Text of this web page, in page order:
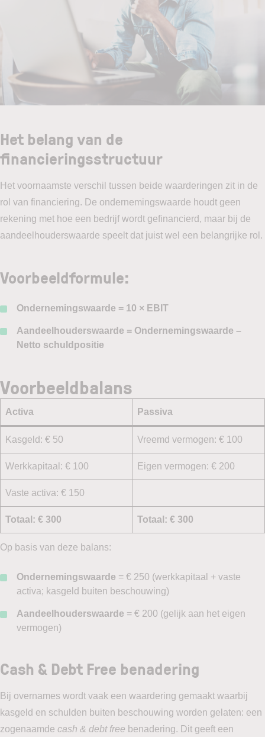
Het belang van de
financieringsstructuur
Het voornaamste verschil tussen beide waarderingen zit in de
rol van financiering. De ondernemingswaarde houdt geen
rekening met hoe een bedrijf wordt gefinancierd, maar bij de
aandeelhouderswaarde speelt dat juist wel een belangrijke rol.
Voorbeeldformule:
Ondernemingswaarde = 10 × EBIT
Aandeelhouderswaarde = Ondernemingswaarde –
Netto schuldpositie
Voorbeeldbalans
Activa Passiva
Kasgeld: € 50 Vreemd vermogen: € 100
Werkkapitaal: € 100 Eigen vermogen: € 200
Vaste activa: € 150
Totaal: € 300 Totaal: € 300
Op basis van deze balans:
Ondernemingswaarde = € 250 (werkkapitaal + vaste
activa; kasgeld buiten beschouwing)
Aandeelhouderswaarde = € 200 (gelijk aan het eigen
vermogen)
Cash & Debt Free benadering
Bij overnames wordt vaak een waardering gemaakt waarbij
kasgeld en schulden buiten beschouwing worden gelaten: een
zogenaamde cash & debt free benadering. Dit geeft een